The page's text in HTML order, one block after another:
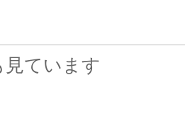
ています